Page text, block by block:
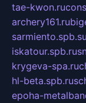
tae-kwon.ru
archery161.ru
sarmiento.spb.su
iskatour.spb.ru
krygeva-spa.ru
hl-beta.spb.ru
epoha-